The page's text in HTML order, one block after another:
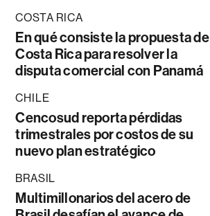
COSTA RICA
En qué consiste la propuesta de
Costa Rica para resolver la
disputa comercial con Panamá
CHILE
Cencosud reporta pérdidas
trimestrales por costos de su
nuevo plan estratégico
BRASIL
Multimillonarios del acero de